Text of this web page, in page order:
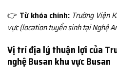
👉 Từ khóa chính: Trường Viện
vực {location tuyển sinh tại Nghệ
Vị trí địa lý thuận lợi của
nghệ Busan khu vực Busan